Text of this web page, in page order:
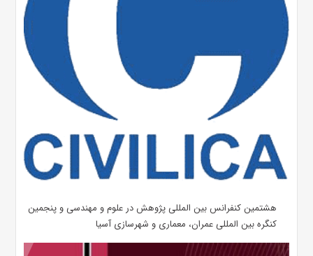
هشتمین کنفرانس بین المللی پژوهش در علوم و مهندسی و پنجمین
کنگره بین المللی عمران، معماری و شهرسازی آسیا